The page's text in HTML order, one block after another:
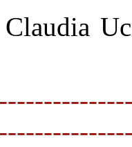
Claudia